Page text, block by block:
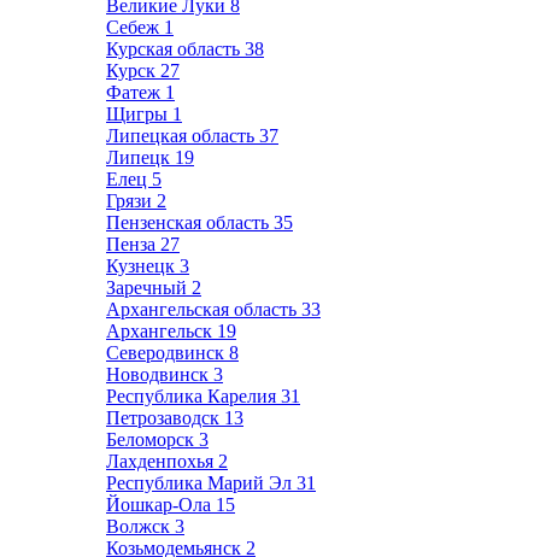
Великие Луки 8
Себеж 1
Курская область 38
Курск 27
Фатеж 1
Щигры 1
Липецкая область 37
Липецк 19
Елец 5
Грязи 2
Пензенская область 35
Пенза 27
Кузнецк 3
Заречный 2
Архангельская область 33
Архангельск 19
Северодвинск 8
Новодвинск 3
Республика Карелия 31
Петрозаводск 13
Беломорск 3
Лахденпохья 2
Республика Марий Эл 31
Йошкар-Ола 15
Волжск 3
Козьмодемьянск 2